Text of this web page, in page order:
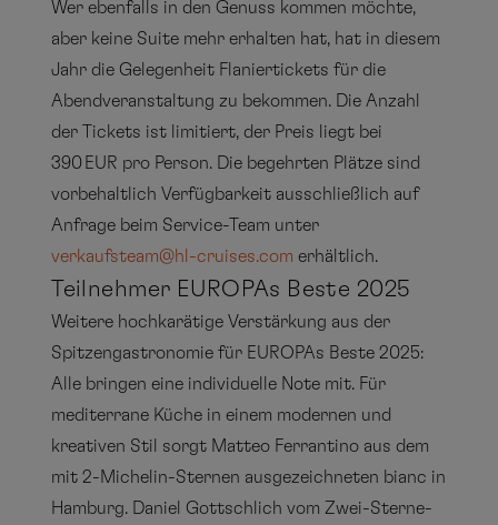
Wer ebenfalls in den Genuss kommen möchte,
aber keine Suite mehr erhalten hat, hat in diesem
Jahr die Gelegenheit Flaniertickets für die
Abendveranstaltung zu bekommen. Die Anzahl
der Tickets ist limitiert, der Preis liegt bei
390 EUR pro Person. Die begehrten Plätze sind
vorbehaltlich Verfügbarkeit ausschließlich auf
Anfrage beim Service-Team unter
verkaufsteam@hl-cruises.com erhältlich.
Teilnehmer EUROPAs Beste 2025
Weitere hochkarätige Verstärkung aus der
Spitzengastronomie für EUROPAs Beste 2025:
Alle bringen eine individuelle Note mit. Für
mediterrane Küche in einem modernen und
kreativen Stil sorgt Matteo Ferrantino aus dem
mit 2-Michelin-Sternen ausgezeichneten bianc in
Hamburg. Daniel Gottschlich vom Zwei-Sterne-